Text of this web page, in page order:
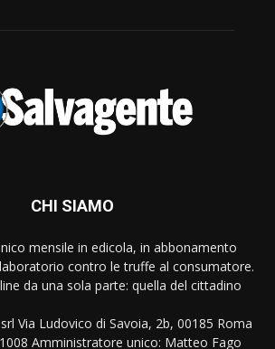
CHI SIAMO
mensile in edicola, in abbonamento
contro le truffe al consumatore.
da una sola parte: quella del cittadino
Via Ludovico di Savoia, 2b, 00185 Roma
Amministratore unico: Matteo Fago